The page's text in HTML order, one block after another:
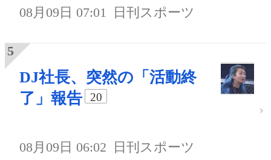
08月09日 07:01 日刊スポーツ
DJ社長、突然の「活動終
了」報告
20
08月09日 06:02 日刊スポーツ